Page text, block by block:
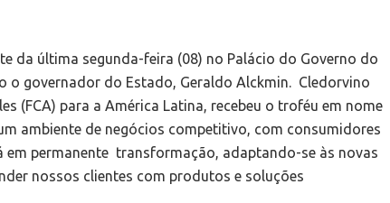
da última segunda-feira (08) no Palácio do Governo do
o governador do Estado, Geraldo Alckmin. Cledorvino
(FCA) para a América Latina, recebeu o troféu em nome
ambiente de negócios competitivo, com consumidores
em permanente transformação, adaptando-se às novas
nossos clientes com produtos e soluções